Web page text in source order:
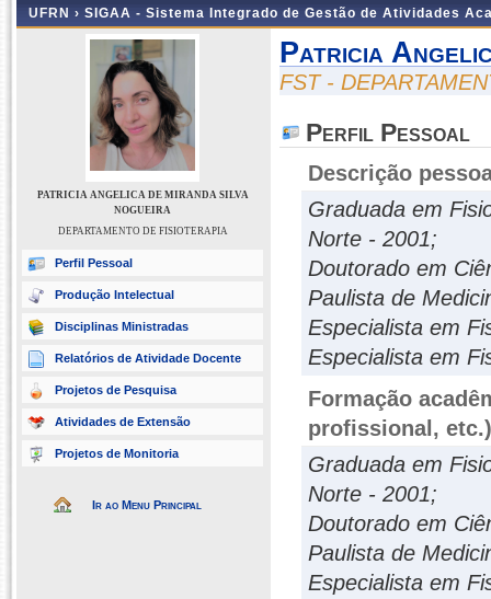
UFRN › SIGAA - Sistema Integrado de Gestão de Atividades
PATRICIA ANGELICA DE MIRANDA SILVA
NOGUEIRA
DEPARTAMENTO DE FISIOTERAPIA
Perfil Pessoal
Produção Intelectual
Disciplinas Ministradas
Relatórios de Atividade Docente
Projetos de Pesquisa
Atividades de Extensão
Projetos de Monitoria
Ir ao Menu Principal
Patricia
FST -
Perfil Pessoal
Descrição
Graduada em
Norte - 2001;
Doutorado em
Paulista de
Especialista em
Especialista em
Formação
profissional, etc.)
Graduada em
Norte - 2001;
Doutorado em
Paulista de
Especialista em